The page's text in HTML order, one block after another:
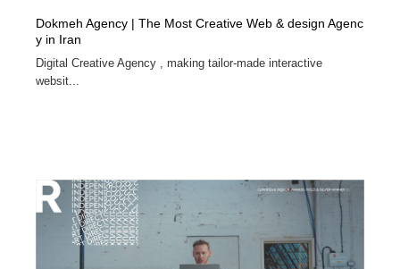
Dokmeh Agency | The Most Creative Web & design Agenc
y in Iran
Digital Creative Agency , making tailor-made interactive
websit...